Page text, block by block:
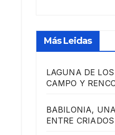
Más Leidas
LAGUNA DE
CAMPO Y
BABILONIA,
ENTRE CRIADOS